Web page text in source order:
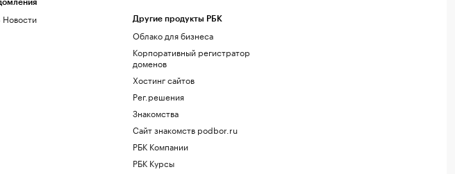
Новости Другие продукты РБК
Облако для бизнеса
Корпоративный регистратор
доменов
Хостинг сайтов
Рег.решения
Знакомства
Сайт знакомств podbor.ru
РБК Компании
РБК Курсы